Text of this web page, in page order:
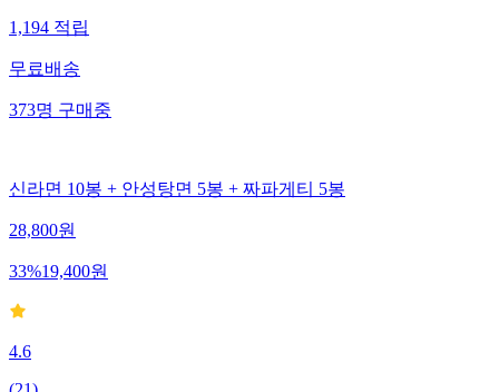
1,194적립
무료배송
373명구매중
신라면 10봉 + 안성탕면 5봉 + 짜파게티 5봉
28,800원
33%19,400원
4.6